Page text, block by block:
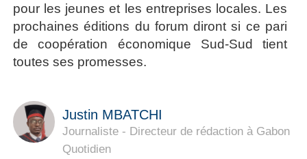
pour les jeunes et les entreprises locales. Les
prochaines éditions du forum diront si ce pari
de coopération économique Sud-Sud tient
toutes ses promesses.
Justin MBATCHI
Journaliste - Directeur de rédaction à Gabon
Quotidien